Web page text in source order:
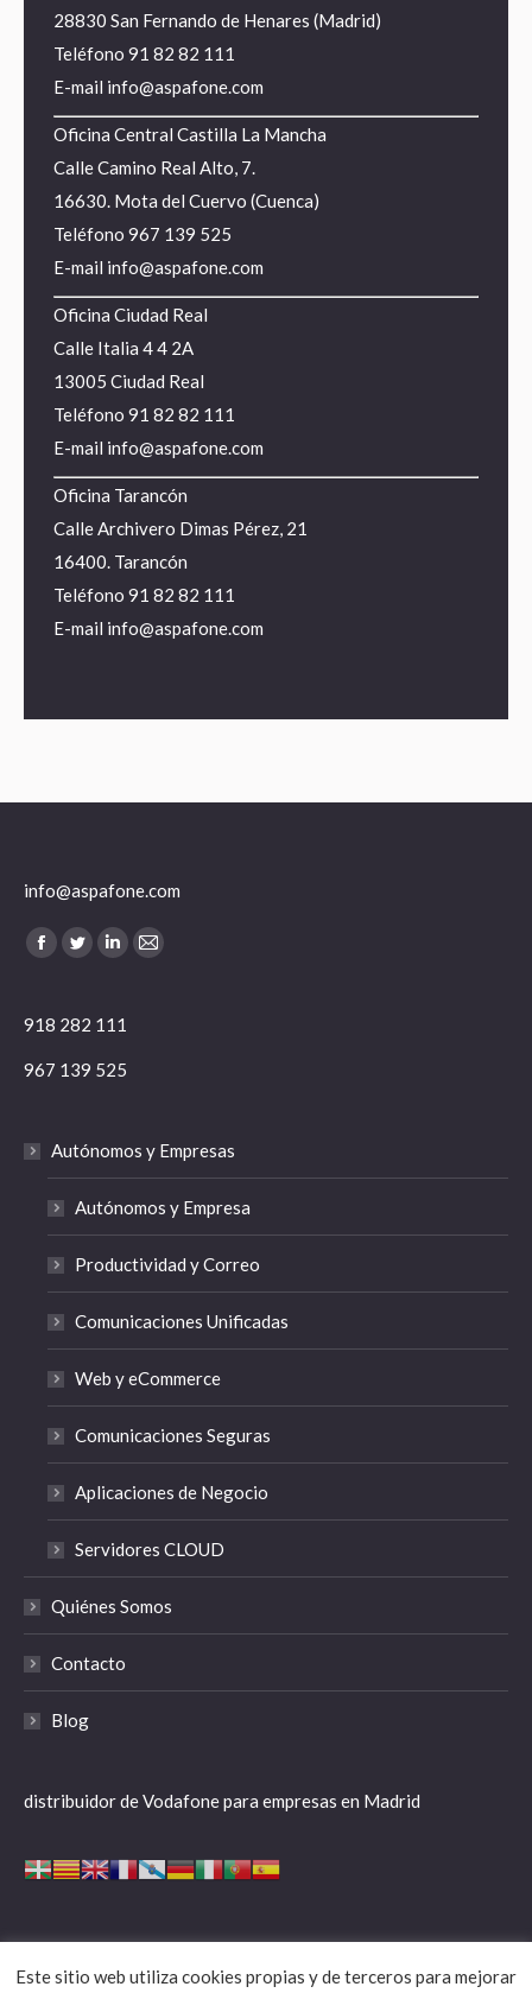
28830 San Fernando de Henares (Madrid)
Teléfono 91 82 82 111
E-mail info@aspafone.com
Oficina Central Castilla La Mancha
Calle Camino Real Alto, 7.
16630. Mota del Cuervo (Cuenca)
Teléfono 967 139 525
E-mail info@aspafone.com
Oficina Ciudad Real
Calle Italia 4 4 2A
13005 Ciudad Real
Teléfono 91 82 82 111
E-mail info@aspafone.com
Oficina Tarancón
Calle Archivero Dimas Pérez, 21
16400. Tarancón
Teléfono 91 82 82 111
E-mail info@aspafone.com
info@aspafone.com
Encuéntranos en:
Facebook
TwitterLinkedin
Mail
918 282 111
967 139 525
Autónomos y Empresas
Autónomos y Empresa
Productividad y Correo
Comunicaciones Unificadas
Web y eCommerce
Comunicaciones Seguras
Aplicaciones de Negocio
Servidores CLOUD
Quiénes Somos
Contacto
Blog
distribuidor de Vodafone para empresas en Madrid
Este sitio web utiliza cookies propias y de terceros para mejorar